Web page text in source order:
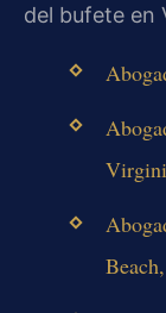
del bufete en